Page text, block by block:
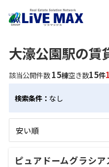
大濠公園駅の賃
該当公開件数15棟空き数15件
検索条件： なし
ピュアドームグラシ